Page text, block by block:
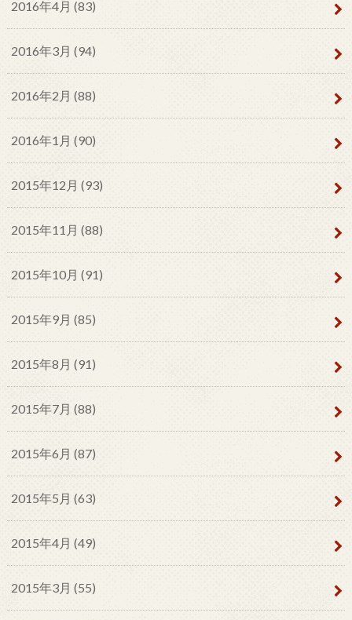
2016年4月 (83)
2016年3月 (94)
2016年2月 (88)
2016年1月 (90)
2015年12月 (93)
2015年11月 (88)
2015年10月 (91)
2015年9月 (85)
2015年8月 (91)
2015年7月 (88)
2015年6月 (87)
2015年5月 (63)
2015年4月 (49)
2015年3月 (55)